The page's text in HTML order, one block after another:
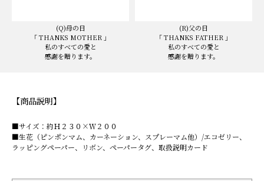
(Q)母の日
「 THANKS MOTHER 」
私のすべての愛と
感謝を贈ります。
(R)父の日
「 THANKS FATHER 」
私のすべての愛と
感謝を贈ります。
【商品説明】
■サイズ：約Ｈ２３０×Ｗ２００
■生花（ピンポンマム、カーネーション、スプレーマム他）/エコゼリー、
ラッピングペーパー、リボン、ペーパータグ、取扱説明カード